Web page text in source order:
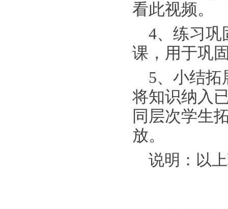
看此视频。
4、练习巩
课，用于巩
5、小结拓
将知识纳入
同层次学生
放。
说明：以